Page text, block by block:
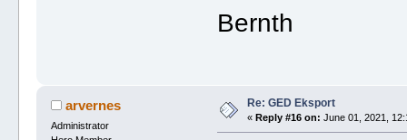
Bernth
arvernes
Administrator
Re: GED Eksport
« Reply #16 on: June 01, 2021,